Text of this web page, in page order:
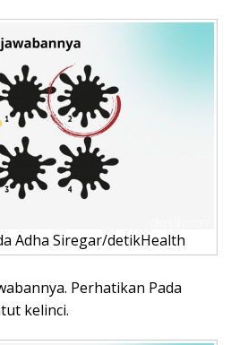
Adha Siregar/detikHealth
Perhatikan Pada
kelinci.